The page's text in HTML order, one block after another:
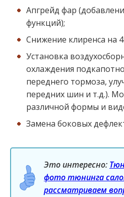
Апгрейд фар
функций);
Снижение клиренса на
Установка
охлаждения
переднего тормоза,
передних шин и т.д.).
различной формы и
Замена боковых
Это интересно:
фото тюнинга
рассматриваем